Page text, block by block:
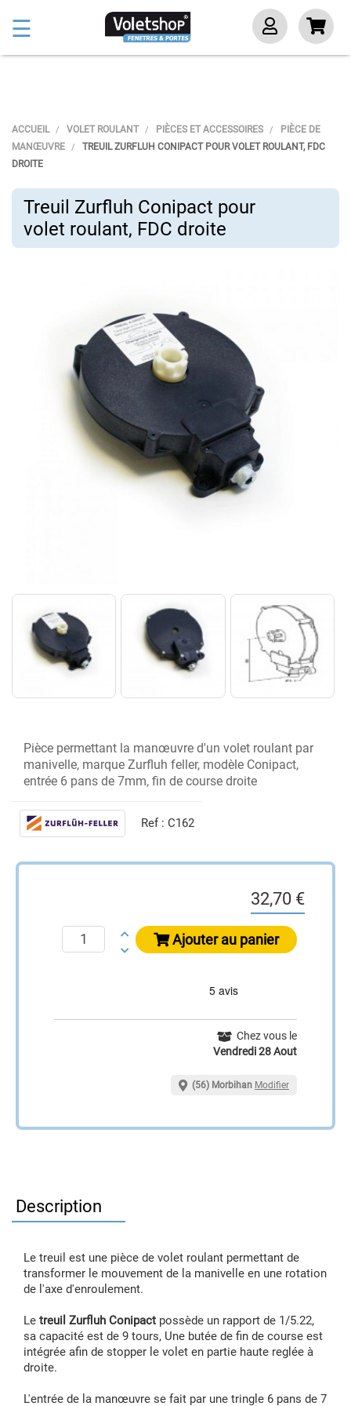
Basculer
la
☰
ACCUEIL VOLET ROULANT PIÈCES ET ACCESSOIRES
PIÈCE DE
MANŒUVRE
TREUIL ZURFLUH CONIPACT POUR VOLET ROULANT, FDC
DROITE
Treuil Zurfluh Conipact pour
volet roulant, FDC droite
Pièce permettant la manœuvre d'un volet roulant par
manivelle, marque Zurfluh feller, modèle Conipact,
entrée 6 pans de 7mm, fin de course droite
Ref : C162
32,70 €
Ajouter au panier
Chez vous le
Vendredi 28 Aout
(56) Morbihan Modifier
Description
Le treuil est une pièce de volet roulant permettant de
transformer le mouvement de la manivelle en une rotation
de l'axe d'enroulement.
Le treuil Zurfluh Conipact possède un rapport de 1/5.22,
sa capacité est de 9 tours, Une butée de fin de course est
intégrée afin de stopper le volet en partie haute reglée à
droite.
L'entrée de la manœuvre se fait par une tringle 6 pans de 7